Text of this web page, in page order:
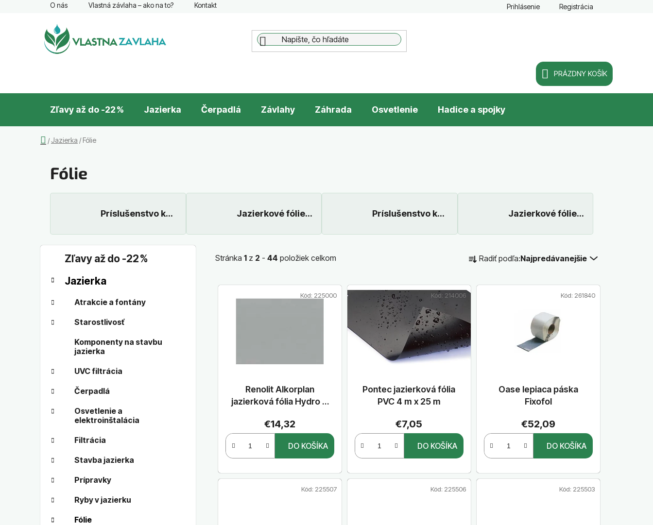
O nás Vlastná závlaha – ako na to? Kontakt Prihlásenie Registrácia
NÁKUPNÝ
PRÁZDNY KOŠÍK
Zľavy až do -22 % Jazierka Čerpadlá Závlahy Záhrada Osvetlenie Hadice a spojky
Domov
/ Jazierka / Fólie
Fólie
Príslušenstvo k
Jazierkové fólie
Príslušenstvo k
Jazierkové fólie
B
kategórie
K
Zľavy až do -22 %
Jazierka
Atrakcie a fontány
Starostlivosť
Komponenty na stavbu
jazierka
UVC filtrácia
Čerpadlá
Osvetlenie a
elektroinštalácia
Filtrácia
Stavba jazierka
Prípravky
Ryby v jazierku
Fólie
Stránka 1 z 2 - 44 položiek celkom
a
e
e
p
r
Radiť podľa:Najpredávanejšie
V
Renolit Alkorplan
jazierková fólia Hydro H
x 20 m
€14,32
DO KOŠÍKA
Kód: 225000
Pontec jazierková fólia
PVC 4 m x 25 m
€7,05
DO KOŠÍKA
Kód: 214006
Oase lepiaca páska
Fixofol
€52,09
DO KOŠÍKA
Kód: 261840
Kód: 225507 Kód: 225506 Kód: 225503